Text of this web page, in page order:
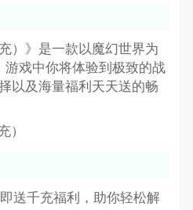
）》是一款以魔幻世界为
游戏中你将体验到极致的战
以及海量福利天天送的畅
送千充福利，助你轻松解